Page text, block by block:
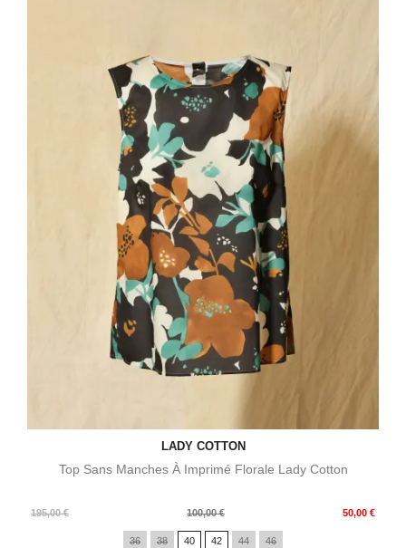
LADY COTTON
Top Sans Manches À Imprimé Florale Lady Cotton
195,00 €
Prix
100,00 € 50,00 €
Prix
36 38 40 42 44 46